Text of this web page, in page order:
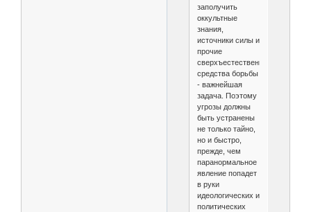
заполучить
оккультные
знания,
источники силы и
прочие
сверхъестественные
средства борьбы
- важнейшая
задача. Поэтому
угрозы должны
быть устранены
не только тайно,
но и быстро,
прежде, чем
паранормальное
явление попадет
в руки
идеологических и
политических